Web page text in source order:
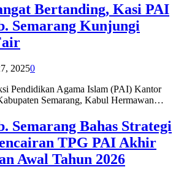
Bertanding, Kasi PAI
Semarang Kunjungi
20250
Pendidikan Agama Islam (PAI) Kantor
Semarang, Kabul Hermawan…
Semarang Bahas Strategi
TPG PAI Akhir
Awal Tahun 2026